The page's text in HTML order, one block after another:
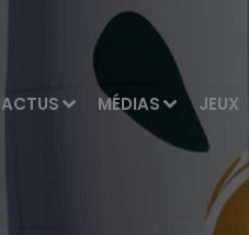
ACTUS MÉDIAS JEUX